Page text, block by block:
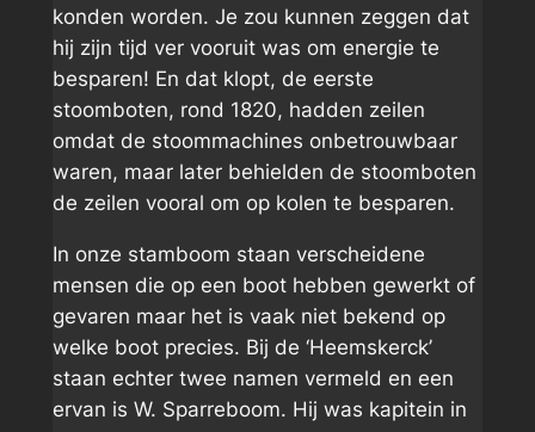
konden worden. Je zou kunnen zeggen dat
hij zijn tijd ver vooruit was om energie te
besparen! En dat klopt, de eerste
stoomboten, rond 1820, hadden zeilen
omdat de stoommachines onbetrouwbaar
waren, maar later behielden de stoomboten
de zeilen vooral om op kolen te besparen.
In onze stamboom staan verscheidene
mensen die op een boot hebben gewerkt of
gevaren maar het is vaak niet bekend op
welke boot precies. Bij de ‘Heemskerck’
staan echter twee namen vermeld en een
ervan is W. Sparreboom. Hij was kapitein in